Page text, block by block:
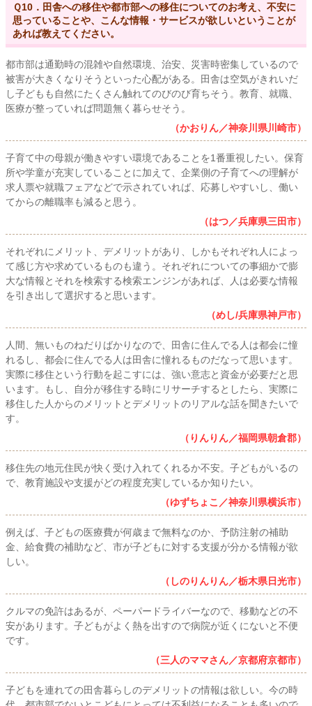
Ｑ10．田舎への移住や都市部への移住についてのお考え、不安に
思っていることや、こんな情報・サービスが欲しいということが
あれば教えてください。
都市部は通勤時の混雑や自然環境、治安、災害時密集しているので
被害が大きくなりそうといった心配がある。田舎は空気がきれいだ
し子どもも自然にたくさん触れてのびのび育ちそう。教育、就職、
医療が整っていれば問題無く暮らせそう。
（かおりん／神奈川県川崎市）
子育て中の母親が働きやすい環境であることを1番重視したい。保育
所や学童が充実していることに加えて、企業側の子育てへの理解が
求人票や就職フェアなどで示されていれば、応募しやすいし、働い
てからの離職率も減ると思う。
（はつ／兵庫県三田市）
それぞれにメリット、デメリットがあり、しかもそれぞれ人によっ
て感じ方や求めているものも違う。それぞれについての事細かで膨
大な情報とそれを検索する検索エンジンがあれば、人は必要な情報
を引き出して選択すると思います。
（めし/兵庫県神戸市）
人間、無いものねだりばかりなので、田舎に住んでる人は都会に憧
れるし、都会に住んでる人は田舎に憧れるものだなって思います。
実際に移住という行動を起こすには、強い意志と資金が必要だと思
います。もし、自分が移住する時にリサーチするとしたら、実際に
移住した人からのメリットとデメリットのリアルな話を聞きたいで
す。
（りんりん／福岡県朝倉郡）
移住先の地元住民が快く受け入れてくれるか不安。子どもがいるの
で、教育施設や支援がどの程度充実しているか知りたい。
（ゆずちょこ／神奈川県横浜市）
例えば、子どもの医療費が何歳まで無料なのか、予防注射の補助
金、給食費の補助など、市が子どもに対する支援が分かる情報が欲
しい。
（しのりんりん／栃木県日光市）
クルマの免許はあるが、ペーパードライバーなので、移動などの不
安があります。子どもがよく熱を出すので病院が近くにないと不便
です。
（三人のママさん／京都府京都市）
子どもを連れての田舎暮らしのデメリットの情報は欲しい。今の時